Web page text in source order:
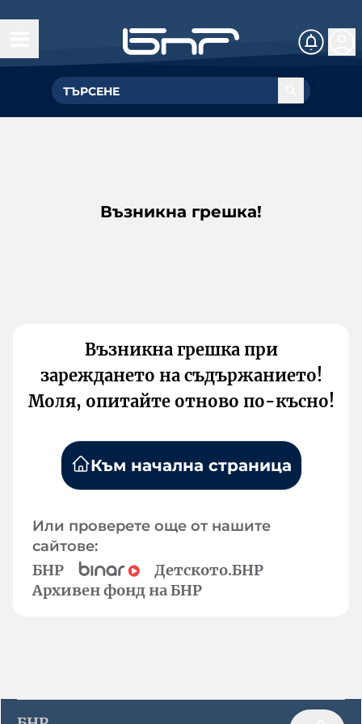
Възникна грешка!
Възникна грешка при
зареждането на съдържанието!
Моля, опитайте отново по-късно!
Към начална страница
Или проверете още от нашите
сайтове:
БНР
Детското.БНР
Архивен фонд на БНР